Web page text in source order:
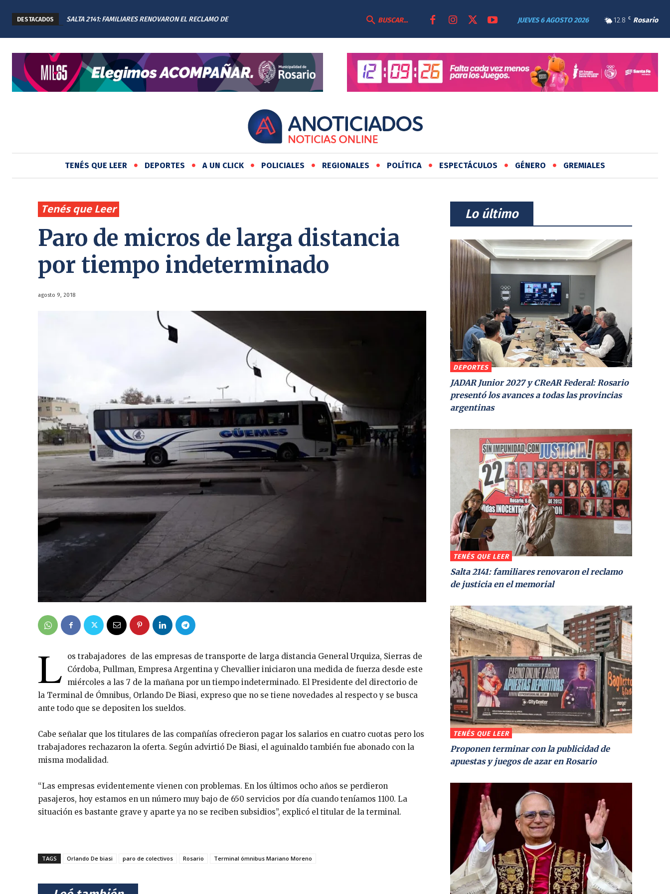
DESTACADOS
SALTA 2141: FAMILIARES RENOVARON EL RECLAMO DE
12.8 C Rosario
JUEVES 6 AGOSTO 2026
BUSCAR...
TENÉS QUE LEER DEPORTES A UN CLICK POLICIALES REGIONALES POLÍTICA ESPECTÁCULOS GÉNERO GREMIALES
Tenés que Leer
Paro de micros de larga distancia
por tiempo indeterminado
agosto 9, 2018
L
os trabajadores de las empresas de transporte de larga distancia General Urquiza, Sierras de
Córdoba, Pullman, Empresa Argentina y Chevallier iniciaron una medida de fuerza desde este
miércoles a las 7 de la mañana por un tiempo indeterminado. El Presidente del directorio de
la Terminal de Ómnibus, Orlando De Biasi, expreso que no se tiene novedades al respecto y se busca
ante todo que se depositen los sueldos.
Cabe señalar que los titulares de las compañías ofrecieron pagar los salarios en cuatro cuotas pero los
trabajadores rechazaron la oferta. Según advirtió De Biasi, el aguinaldo también fue abonado con la
misma modalidad.
“Las empresas evidentemente vienen con problemas. En los últimos ocho años se perdieron
pasajeros, hoy estamos en un número muy bajo de 650 servicios por día cuando teníamos 1100. La
situación es bastante grave y aparte ya no se reciben subsidios”, explicó el titular de la terminal.
TAGS Orlando De biasi paro de colectivos Rosario Terminal ómnibus Mariano Moreno
⠀Lo último⠀
DEPORTES
JADAR Junior 2027 y CReAR Federal: Rosario
presentó los avances a todas las provincias
argentinas
TENÉS QUE LEER
Salta 2141: familiares renovaron el reclamo
de justicia en el memorial
TENÉS QUE LEER
Proponen terminar con la publicidad de
apuestas y juegos de azar en Rosario